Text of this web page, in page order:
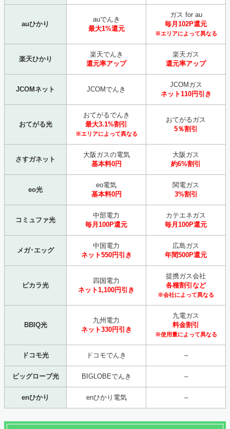
auひかり
auでんき
最大1%還元
ガス for au
毎月102P還元
※エリアによって異なる
楽天ひかり
楽天でんき
還元率アップ
楽天ガス
還元率アップ
JCOMネット JCOMでんき
JCOMガス
ネット110円引き
おてがる光
おてがるでんき
最大3.1%割引
※エリアによって異なる
おてがるガス
5％割引
さすガネット
大阪ガスの電気
基本料0円
大阪ガス
約6%割引
eo光
eo電気
基本料0円
関電ガス
3%割引
コミュファ光
中部電力
毎月100P還元
カテエネガス
毎月100P還元
メガ･エッグ
中国電力
ネット550円引き
広島ガス
年間500P還元
ピカラ光
四国電力
ネット1,100円引き
提携ガス会社
各種割引など
※会社によって異なる
BBIQ光
九州電力
ネット330円引き
九電ガス
料金割引
※使用量によって異なる
ドコモ光 ドコモでんき –
ビッグローブ光 BIGLOBEでんき –
enひかり enひかり電気 –